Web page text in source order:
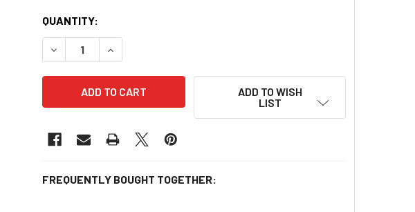
QUANTITY:
DECREASE QUANTITY OF YUNTH FRESH VITAMIN C WHITENING SERUM
INCREASE QUANTITY OF YUNTH FRESH VITAMIN C
ADD TO WISH
LIST
FREQUENTLY BOUGHT TOGETHER: